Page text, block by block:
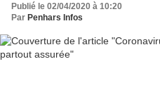
Publié le 02/04/2020 à 10:20
Par Penhars Infos